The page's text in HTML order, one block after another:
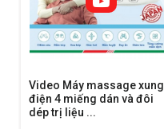
Video Máy massage xung
điện 4 miếng dán và đôi
dép trị liệu ...